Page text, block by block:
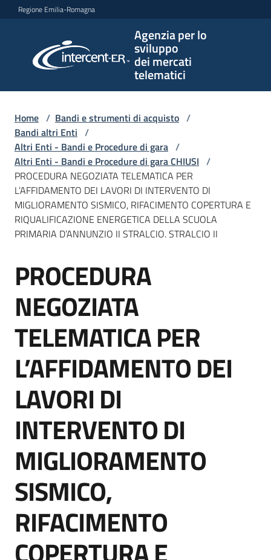
Vai al contenuto
Vai alla navigazione
Vai al footer
Regione Emilia-Romagna
Agenzia per lo
sviluppo
dei mercati
telematici
per lo
sviluppo
telematici
L'Agenzia
Bandi
e
di
acquisto
Supporto
Piattaforme
telematiche
English
site
Seguici
Home / Bandi e strumenti di acquisto /
Bandi altri Enti /
Altri Enti - Bandi e Procedure di gara /
Altri Enti - Bandi e Procedure di gara CHIUSI /
PROCEDURA NEGOZIATA TELEMATICA PER
L’AFFIDAMENTO DEI LAVORI DI INTERVENTO DI
MIGLIORAMENTO SISMICO, RIFACIMENTO COPERTURA E
RIQUALIFICAZIONE ENERGETICA DELLA SCUOLA
PRIMARIA D’ANNUNZIO II STRALCIO. STRALCIO II
Salta al contenuto
PROCEDURA
NEGOZIATA
TELEMATICA PER
L’AFFIDAMENTO DEI
LAVORI DI
INTERVENTO DI
MIGLIORAMENTO
SISMICO,
RIFACIMENTO